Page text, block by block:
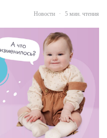
Новости · 5 мин. чтения